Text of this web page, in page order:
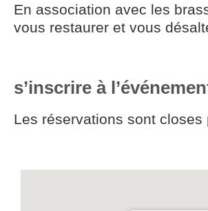
En association avec les
vous restaurer et vous
s’inscrire à
Les réservations sont